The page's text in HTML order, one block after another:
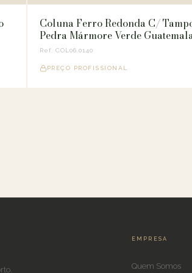
Coluna Ferro Redonda C/
Pedra Mármore Verde
Ref. COL06.0140
PREÇO PROFISSIONAL
EMPRESA
Quem Somos